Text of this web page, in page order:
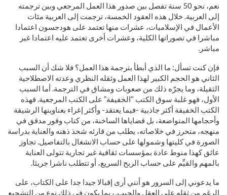
نعم، نحو 50 سنة تفصل بين صدور هذا العمل المرجعي وبين ترجمته
إلى العربية. خلال هذه العقود الخمسة، ترجمت إلى العربية مئات
الأعمال في الإسلاميات، عشرات منها تعتمد على هودجسون اعتمادا
مباشرا في تصوراتها الكلية، وعشرات أخرى تعتمد عليه اعتمادا غير
مباشر.
فإن كنت تسأل: ما الذي أبطأ بترجمة هذا العمل؟ فلا شك أن السبب
الثاني هو الحجم الكبير لهذا العمل وثقله النظري وعدته الاصطلاحية
الثقيلة، وما يجرّه ذلك من صعوبات ومشاق في الترجمة. أما السبب
الأول، فهو غلبة سوق الكتب “الخفيفة” على الكتب المرجعية. فهذه
الكتب الخفيفة أكثر جاذبية -فيما يعتقد- وأكثر إغراء بعناوينها الرشيقة
وأحجامها المتواضعة، بل قضاياها الساخنة، من كتاب وقور مدقق في
منهجه، متحرز في خلاصاته، يطلب من قارئه شحذ ذهنه والعناية بدراسة
الصورة في كليتها وشمولها على حساب الانشغال بالتفاصيل. تجاوز
عائق كهذا منوط عادة بمؤسسات ثقافية غير تجارية تتولى العناية
بالمهم والقيِّم على حساب الربح السريع، أو تتطلب ناشرا جريئا.
ما يدعوني إلى السرور هو أنني أرى إقبالا جيدا جدا على الكتاب، على
الرغم من ثقله على العقل والجيب. ربما يكون في ذلك نوع من التشجيع